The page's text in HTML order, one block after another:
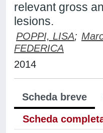
relevant gross
lesions.
POPPI, LISA;
FEDERICA
2014
Scheda breve
Scheda